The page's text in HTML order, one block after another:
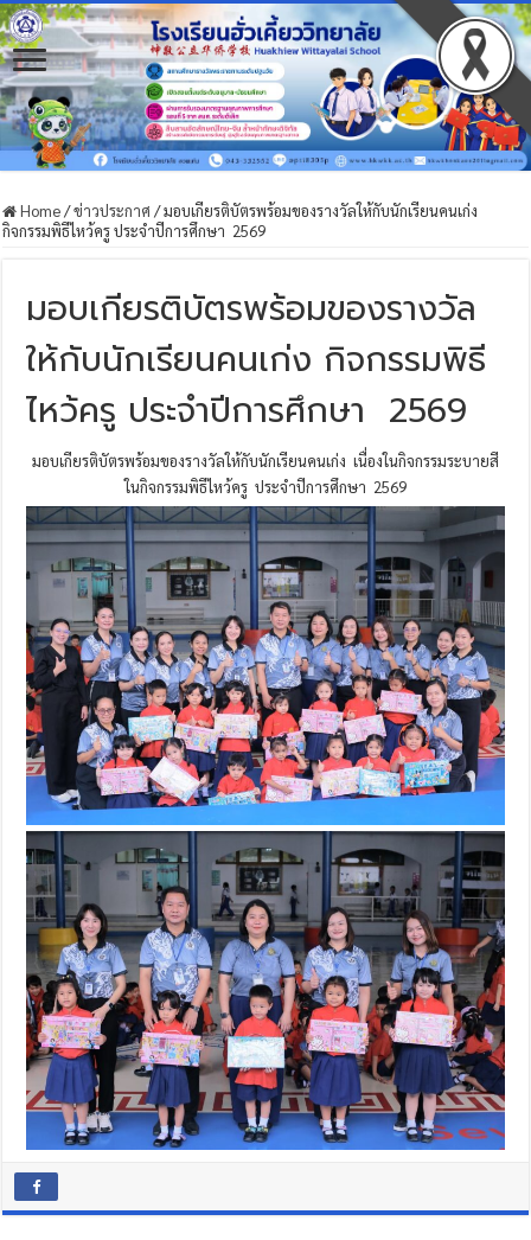
Home/ข่าวประกาศ /มอบเกียรติบัตรพร้อมของรางวัลให้กับนักเรียนคนเก่ง
กิจกรรมพิธีไหว้ครู ประจำปีการศึกษา 2569
มอบเกียรติบัตรพร้อมของรางวัล
ให้กับนักเรียนคนเก่ง กิจกรรมพิธี
ไหว้ครู ประจำปีการศึกษา 2569
มอบเกียรติบัตรพร้อมของรางวัลให้กับนักเรียนคนเก่ง เนื่องในกิจกรรมระบายสี
ในกิจกรรมพิธีไหว้ครู ประจำปีการศึกษา 2569